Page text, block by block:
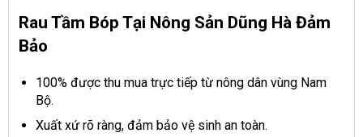
Rau Tầm Bóp Tại Nông Sản Dũng Hà Đảm
Bảo
100% được thu mua trực tiếp từ nông dân vùng Nam
Bộ.
Xuất xứ rõ ràng, đảm bảo vệ sinh an toàn.